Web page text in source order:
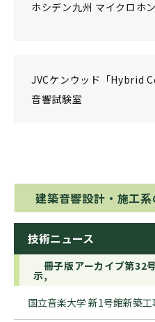
ホシデン九州 マイクロホ
JVCケンウッド「Hybrid
音響試験室
建築音響設計・施工
技術ニュース
冊子版アーカイブ第32
示,
国立音楽大学 新1号館新築工